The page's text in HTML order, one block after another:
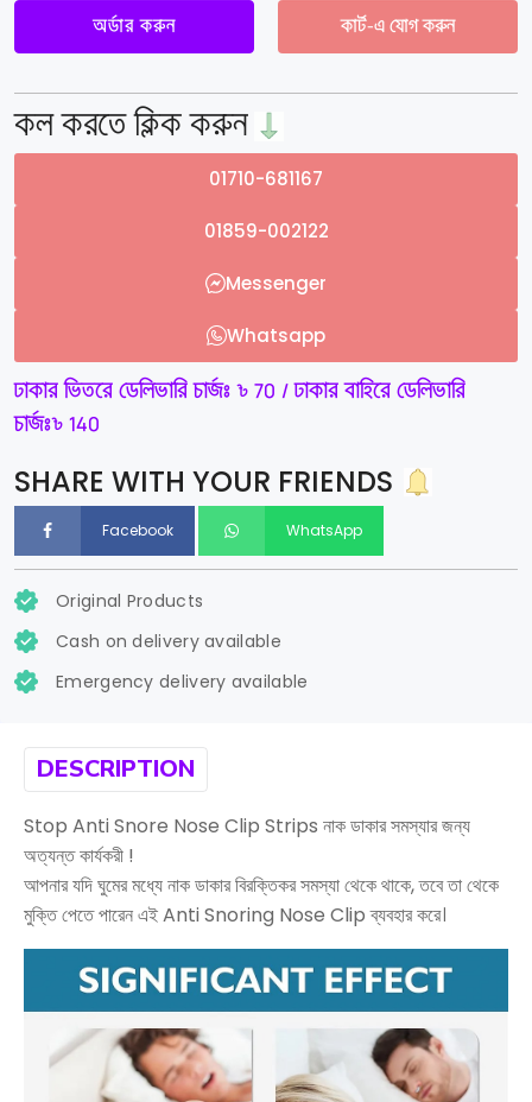
Pcs)
quantity
কার্ট-এ যোগ করুন
অর্ডার করুন
কল করতে ক্লিক করুন
01710-681167
01859-002122
Messenger
Whatsapp
ঢাকার ভিতরে ডেলিভারি চার্জঃ ৳ 70 / ঢাকার বাহিরে ডেলিভারি
চার্জঃ৳ 140
SHARE WITH YOUR FRIENDS
Facebook WhatsApp
Original Products
Cash on delivery available
Emergency delivery available
DESCRIPTION
Stop Anti Snore Nose Clip Strips নাক ডাকার সমস্যার জন্য
অত্যন্ত কার্যকরী !
আপনার যদি ঘুমের মধ্যে নাক ডাকার বিরক্তিকর সমস্যা থেকে থাকে, তবে তা থেকে
মুক্তি পেতে পারেন এই Anti Snoring Nose Clip ব্যবহার করে।